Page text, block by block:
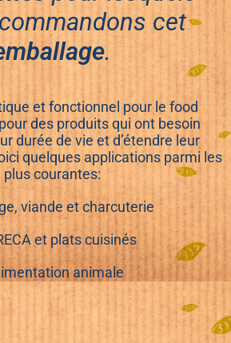
cet
.
et fonctionnel pour le food
des produits qui ont besoin
durée de vie et d’étendre leur
quelques applications parmi les
plus courantes:
viande et charcuterie
et plats cuisinés
animale